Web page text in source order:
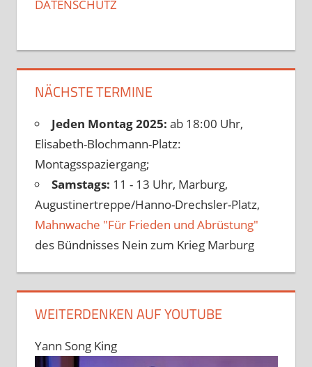
DATENSCHUTZ
NÄCHSTE TERMINE
Jeden Montag 2025: ab 18:00 Uhr,
Elisabeth-Blochmann-Platz:
Montagsspaziergang;
Samstags: 11 - 13 Uhr, Marburg,
Augustinertreppe/Hanno-Drechsler-Platz,
Mahnwache "Für Frieden und Abrüstung"
des Bündnisses Nein zum Krieg Marburg
WEITERDENKEN AUF YOUTUBE
Yann Song King